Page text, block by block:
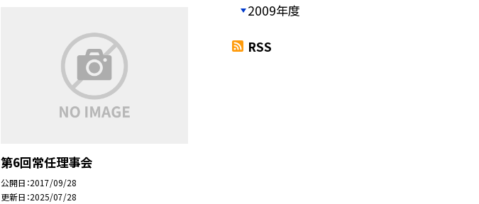
第6回常任理事会
公開日 2017/09/28
更新日 2025/07/28
2009年度
RSS